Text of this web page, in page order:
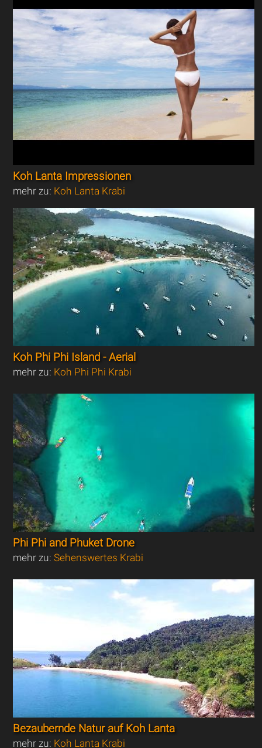
Koh Lanta Impressionen
mehr zu: Koh Lanta Krabi
Koh Phi Phi Island - Aerial
mehr zu: Koh Phi Phi Krabi
Phi Phi and Phuket Drone
mehr zu:Sehenswertes Krabi
Bezaubernde Natur auf Koh Lanta
mehr zu: Koh Lanta Krabi